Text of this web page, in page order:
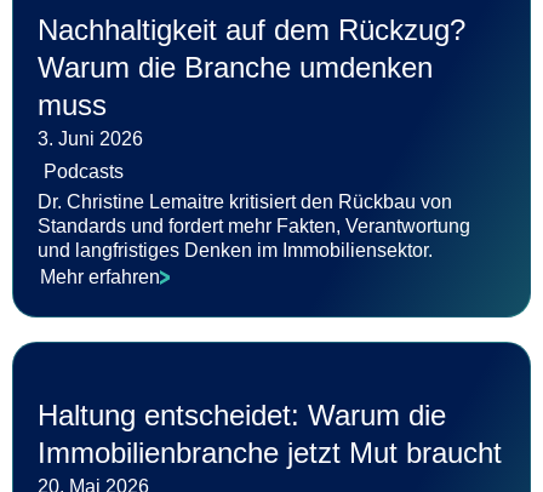
Nachhaltigkeit auf dem Rückzug?
Warum die Branche umdenken
muss
3. Juni 2026
Podcasts
Dr. Christine Lemaitre kritisiert den Rückbau von
Standards und fordert mehr Fakten, Verantwortung
und langfristiges Denken im Immobiliensektor.
Mehr erfahren
Haltung entscheidet: Warum die
Immobilienbranche jetzt Mut braucht
20. Mai 2026